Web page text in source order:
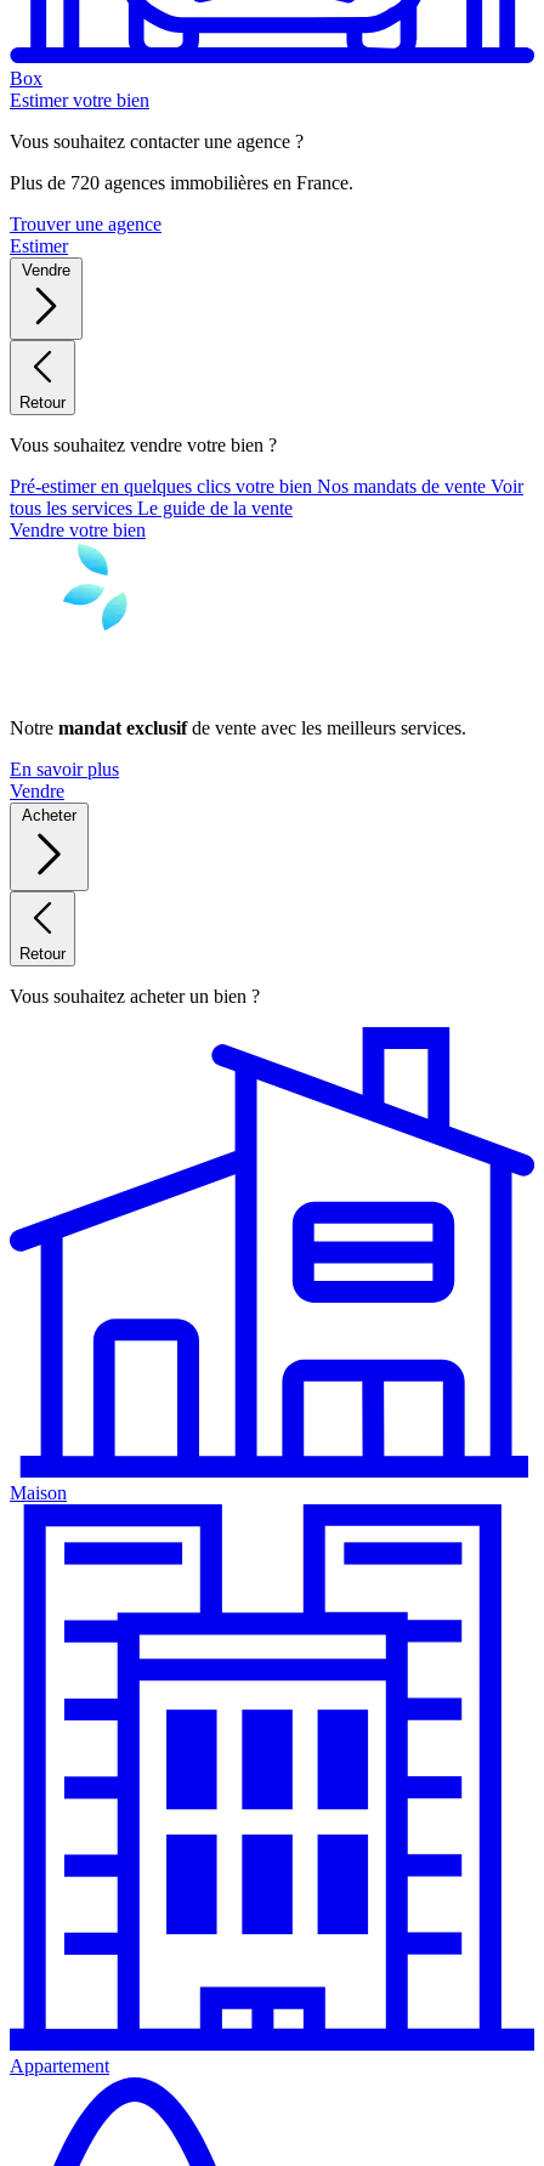
Box
Estimer votre bien
Vous souhaitez contacter une agence ?
Plus de 720 agences immobilières en France.
Trouver une agence
Estimer
Vendre
Retour
Vous souhaitez vendre votre bien ?
Pré-estimer en quelques clics votre bien Nos mandats de vente Voir
tous les services Le guide de la vente
Vendre votre bien
Notre mandat exclusifde vente avec les meilleurs services.
En savoir plus
Vendre
Acheter
Retour
Vous souhaitez acheter un bien ?
Maison
Appartement